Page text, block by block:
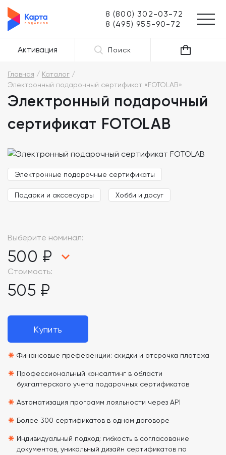
8 (800) 302-03-72
8 (495) 955-90-72
Активация Поиск
Главная
Каталог
Электронный подарочный сертификат «FOTOLAB»
Электронный подарочный
сертификат FOTOLAB
Электронные подарочные сертификаты
Подарки и акссесуары Хобби и досуг
Выберите номинал:
500 ₽
Стоимость:
505 ₽
Купить
* Финансовые преференции: скидки и отсрочка платежа
* Профессиональный консалтинг в области
бухгалтерского учета подарочных сертификатов
* Автоматизация программ лояльности через API
* Более 300 сертификатов в одном договоре
* Индивидуальный подход: гибкость в согласование
документов, уникальный дизайн сертификатов по